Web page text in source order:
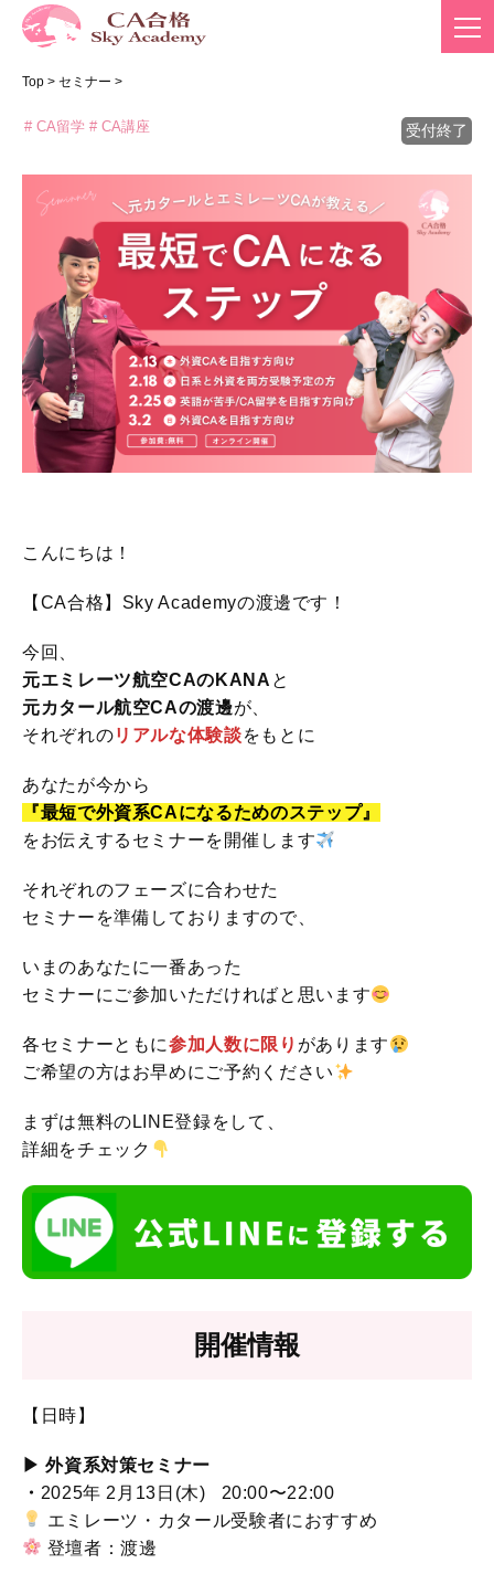
Top > セミナー >
# CA留学 # CA講座 受付終了
こんにちは！
【CA合格】Sky Academyの渡邊です！
今回、
元エミレーツ航空CAのKANA と
元カタール航空CAの渡邊が、
それぞれのリアルな体験談をもとに
あなたが今から
『最短で外資系CAになるためのステップ』
をお伝えするセミナーを開催します
それぞれのフェーズに合わせた
セミナーを準備しておりますので、
いまのあなたに一番あった
セミナーにご参加いただければと思います
各セミナーともに参加人数に限り があります
ご希望の方はお早めにご予約ください
まずは無料のLINE登録をして、
詳細をチェック
開催情報
【日時】
▶︎ 外資系対策セミナー
・ 2025年 2月13日(木) 20:00〜22:00
エミレーツ・カタール受験者におすすめ
登壇者：渡邊